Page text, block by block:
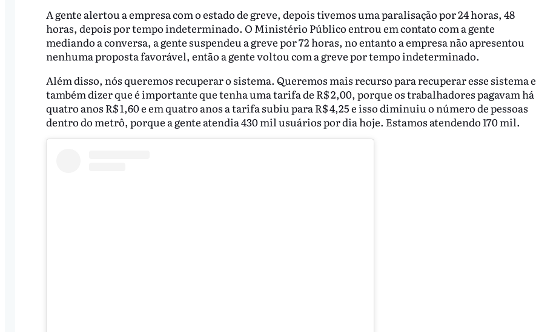
A gente alertou a empresa com o estado de greve, depois tivemos uma paralisação por 24 horas, 48
horas, depois por tempo indeterminado. O Ministério Público entrou em contato com a gente
mediando a conversa, a gente suspendeu a greve por 72 horas, no entanto a empresa não apresentou
nenhuma proposta favorável, então a gente voltou com a greve por tempo indeterminado.
Além disso, nós queremos recuperar o sistema. Queremos mais recurso para recuperar esse sistema e
também dizer que é importante que tenha uma tarifa de R$ 2,00, porque os trabalhadores pagavam há
quatro anos R$ 1,60 e em quatro anos a tarifa subiu para R$ 4,25 e isso diminuiu o número de pessoas
dentro do metrô, porque a gente atendia 430 mil usuários por dia hoje. Estamos atendendo 170 mil.